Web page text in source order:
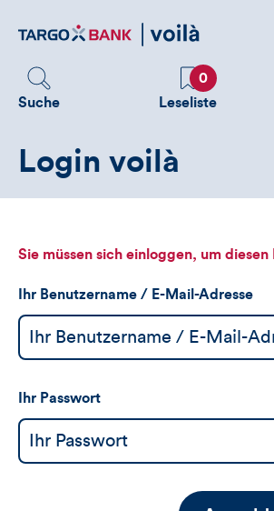
zum
Suche
Favoriten
0
Leseliste
Login voilà
Sie müssen sich einloggen, um diesen
Ihr Benutzername / E-Mail-Adresse
Ihr Passwort